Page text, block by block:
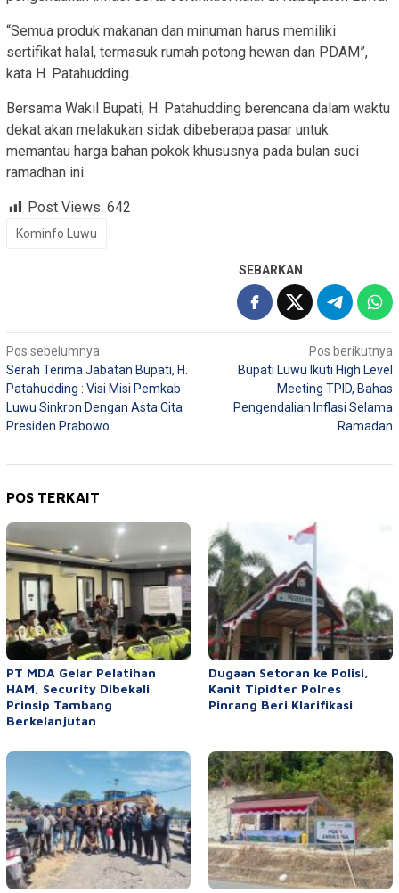
“Semua produk makanan dan minuman harus memiliki
sertifikat halal, termasuk rumah potong hewan dan PDAM”,
kata H. Patahudding.
Bersama Wakil Bupati, H. Patahudding berencana dalam waktu
dekat akan melakukan sidak dibeberapa pasar untuk
memantau harga bahan pokok khususnya pada bulan suci
ramadhan ini.
Post Views: 642
Kominfo Luwu
SEBARKAN
Navigasi
pos
Pos sebelumnya
Serah Terima Jabatan Bupati, H.
Patahudding : Visi Misi Pemkab
Luwu Sinkron Dengan Asta Cita
Presiden Prabowo
Pos berikutnya
Bupati Luwu Ikuti High Level
Meeting TPID, Bahas
Pengendalian Inflasi Selama
Ramadan
POS TERKAIT
PT MDA Gelar Pelatihan
HAM, Security Dibekali
Prinsip Tambang
Berkelanjutan
Dugaan Setoran ke Polisi,
Kanit Tipidter Polres
Pinrang Beri Klarifikasi